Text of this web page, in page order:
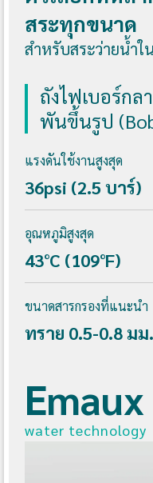
สระทุกขนาด
สำหรับสระว่ายน้ำ
ถังไฟเบอร์กล
พันขึ้นรูป
แรงดันใช้งานสูงสุด
36psi (2.5 บาร์)
อุณหภูมิสูงสุด
43°C (109°F)
ขนาดสารกรองที่แนะนำ
ทราย 0.5-0.8 มม.
Emaux
water technology